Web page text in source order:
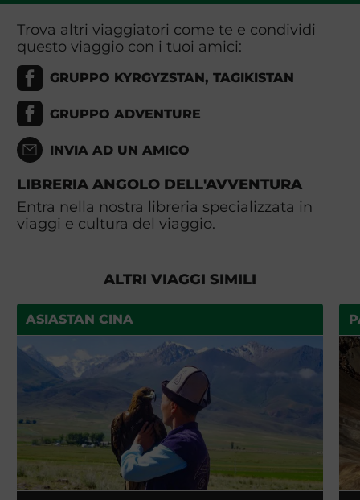
Trova altri viaggiatori come te e condividi
questo viaggio con i tuoi amici:
GRUPPO KYRGYZSTAN, TAGIKISTAN
GRUPPO ADVENTURE
INVIA AD UN AMICO
LIBRERIA ANGOLO DELL'AVVENTURA
Entra nella nostra libreria specializzata in
viaggi e cultura del viaggio.
ALTRI VIAGGI SIMILI
ASIASTAN CINA